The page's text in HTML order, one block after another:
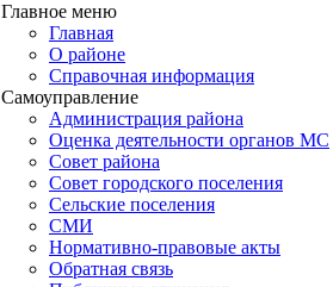
Главное меню
Главная
О районе
Справочная информация
Самоуправление
Администрация района
Оценка деятельности органов МС
Совет района
Совет городского поселения
Сельские поселения
СМИ
Нормативно-правовые акты
Обратная связь